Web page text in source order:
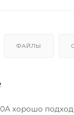
ФАЙЛЫ
хорошо